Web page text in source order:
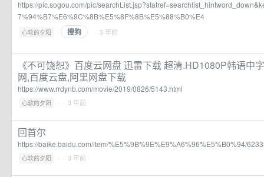
https://pic.sogou.com/pic/
7%94%B7%E6%9C%8B%E5%8F%8B%E5%88%B0%E4
心软的夕阳 · 搜狗 · 3 年前
《不可饶恕》百度云网盘 迅雷下载 超清.HD1080P韩语中
网,百度云盘,阿里网盘下载
https://www.rrdynb.com/movie/2019/0826/5143.html
心软的夕阳 · · 3 年前
回首尔
https://baike.baidu.com/item/%E5%9B%9E%E9%A6%96%E5%B0%94/
心软的夕阳 · · 3 年前